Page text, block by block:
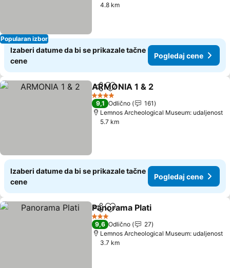
Popularan izbor
4.8 km
Izaberi datume da bi se prikazale tačne
cene
Pogledaj cene
Deli Dodati u favorite
ARMONIA 1 & 2
4 Zvezdice
9,1 Odlično
161
Lemnos Archeological Museum: udaljenost
5.7 km
Izaberi datume da bi se prikazale tačne
cene
Pogledaj cene
Deli Dodati u favorite
Panorama Plati
3 Zvezdice
9,6 Odlično
27
Lemnos Archeological Museum: udaljenost
3.7 km